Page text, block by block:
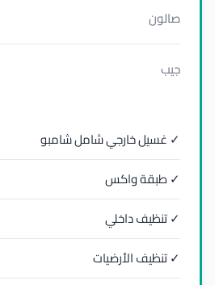
صالون
جيب
✓ غسيل خارجي شامل شامبو
✓ طبقة واكس
✓ تنظيف داخلي
✓ تنظيف الأرضيات